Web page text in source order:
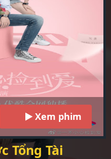
Xem phim
Tổng Tài